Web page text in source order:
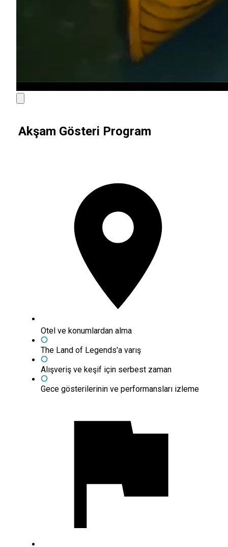
Akşam Gösteri Program
Otel ve konumlardan alma
The Land of Legends'a varış
Alışveriş ve keşif için serbest zaman
Gece gösterilerinin ve performansları izleme